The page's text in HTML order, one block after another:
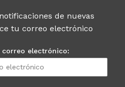
de nuevas
tu correo electrónico
correo electrónico: